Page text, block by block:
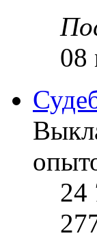
08
24